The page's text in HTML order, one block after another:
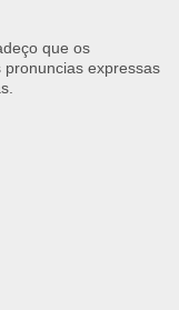
que os
expressas